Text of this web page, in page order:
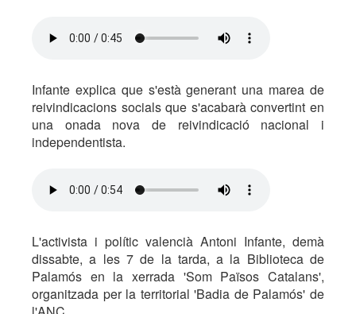
Infante explica que s'està generant una marea de
reivindicacions socials que s'acabarà convertint en
una onada nova de reivindicació nacional i
independentista.
L'activista i polític valencià Antoni Infante, demà
dissabte, a les 7 de la tarda, a la Biblioteca de
Palamós en la xerrada 'Som Països Catalans',
organitzada per la territorial 'Badia de Palamós' de